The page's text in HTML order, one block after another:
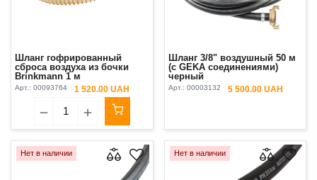
Шланг гофрированный
сброса воздуха из бочки
Brinkmann 1 м
Арт.: 00093764 1 520.00 UAH
Шланг 3/8" воздушный 50 м
(с GEKA соединениями)
черный
Арт.: 00003132 5 500.00 UAH
Нет в наличии Нет в наличии